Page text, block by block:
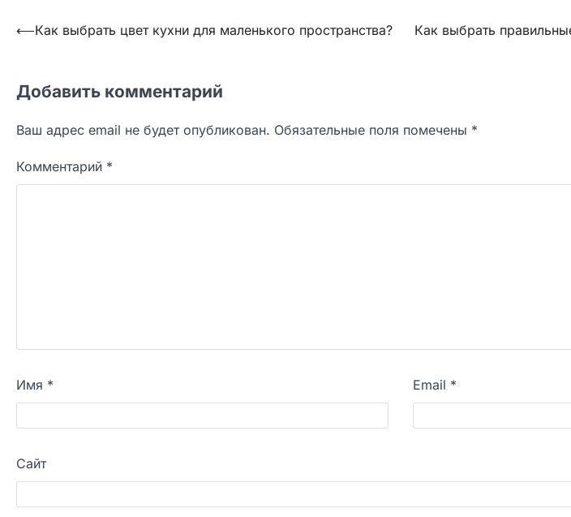
Навигация
записям
⟵Как выбрать цвет кухни для маленького пространства?
Как выбрать
Добавить комментарий
Ваш адрес email не будет опубликован. Обязательные поля помечены *
Комментарий *
Имя * Email *
Сайт